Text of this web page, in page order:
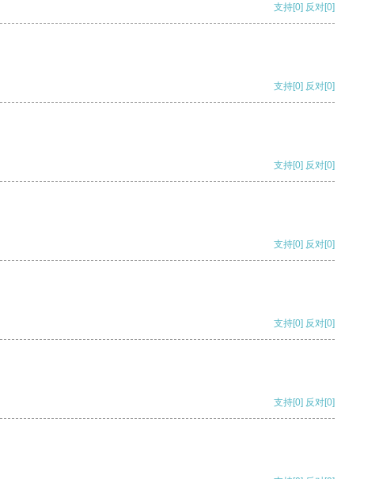
支持[0] 反对[0]
支持[0] 反对[0]
支持[0] 反对[0]
支持[0] 反对[0]
支持[0] 反对[0]
支持[0] 反对[0]